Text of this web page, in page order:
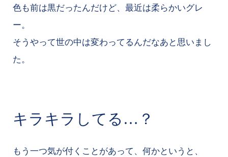
色も前は黒だったんだけど、最近は柔らかいグレ
ー。
そうやって世の中は変わってるんだなあと思いまし
た。
キラキラしてる…？
もう一つ気が付くことがあって、何かというと、